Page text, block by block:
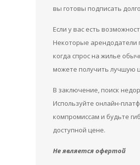
вы готовы подписать
Если у вас есть
Некоторые арендодатели
когда спрос на жилье
можете получить лучшую
В заключение, поиск
Используйте онлайн-
компромиссам и будьте
доступной цене.
Не является офертой